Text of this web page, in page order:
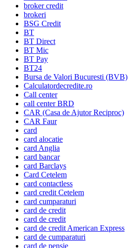
broker credit
brokeri
BSG Credit
BT
BT Direct
BT Mic
BT Pay
BT24
Bursa de Valori Bucuresti (BVB)
Calculatordecredite.ro
Call center
call center BRD
CAR (Casa de Ajutor Reciproc)
CAR Faur
card
card alocatie
card Anglia
card bancar
card Barclays
Card Cetelem
card contactless
card credit Cetelem
card cumparaturi
card de credit
card de credit
card de credit American Express
card de cumparaturi
card de pensie